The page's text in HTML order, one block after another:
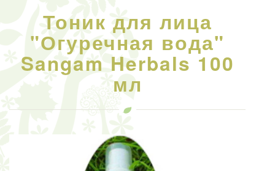
Тоник для лица
"Огуречная вода"
Sangam Herbals 100
мл